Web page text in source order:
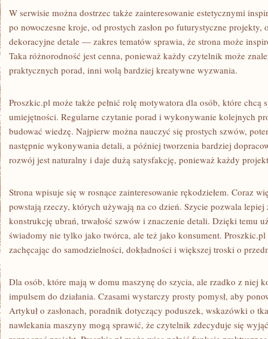
W serwisie można dostrzec także zainteresowanie estetycznymi
po nowoczesne kroje, od prostych zasłon po futurystyczne projekty,
dekoracyjne detale — zakres tematów sprawia, że strona może
Taka różnorodność jest cenna, ponieważ każdy czytelnik może
praktycznych porad, inni wolą bardziej kreatywne wyzwania.
Proszkic.pl może także pełnić rolę motywatora dla osób, które chcą
umiejętności. Regularne czytanie porad i wykonywanie kolejnych
budować wiedzę. Najpierw można nauczyć się prostych szwów,
następnie wykonywania detali, a później tworzenia bardziej
rozwój jest naturalny i daje dużą satysfakcję, ponieważ każdy
Strona wpisuje się w rosnące zainteresowanie rękodziełem. Coraz
powstają rzeczy, których używają na co dzień. Szycie pozwala lepiej
konstrukcję ubrań, trwałość szwów i znaczenie detali. Dzięki temu
świadomy nie tylko jako twórca, ale też jako konsument.
zachęcając do samodzielności, dokładności i większej troski o
Dla osób, które mają w domu maszynę do szycia, ale rzadko z niej
impulsem do działania. Czasami wystarczy prosty pomysł, aby
Artykuł o zasłonach, poradnik dotyczący poduszek, wskazówki o
nawlekania maszyny mogą sprawić, że czytelnik zdecyduje się